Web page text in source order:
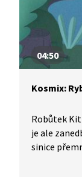
04:50
Kosmix:
Robůtek
je ale
sinice